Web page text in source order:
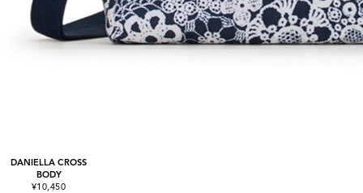
DANIELLA CROSS
BODY
¥10,450